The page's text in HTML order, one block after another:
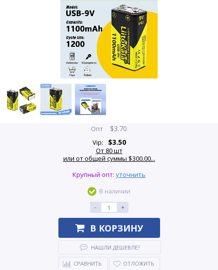
Опт $3.70
Vip: $3.50
От 80 шт
или от общей суммы $300.00...
Крупный опт: уточнить
В наличии
-
+
В КОРЗИНУ
НАШЛИ ДЕШЕВЛЕ?
СРАВНИТЬ ОТЛОЖИТЬ